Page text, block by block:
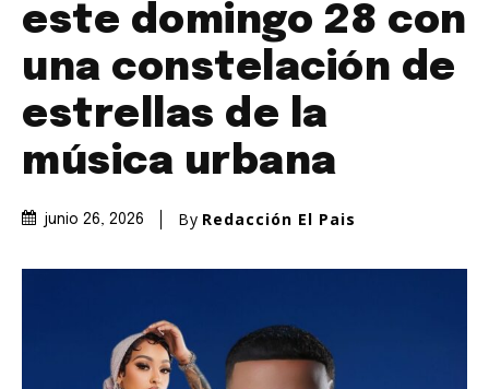
este domingo 28 con
una constelación de
estrellas de la
música urbana
junio 26, 2026 By Redacción El Pais